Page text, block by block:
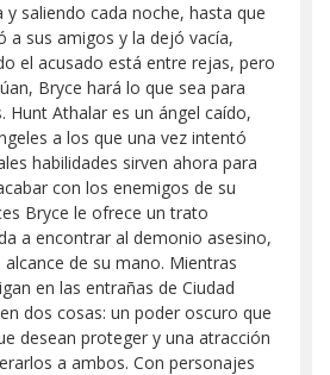
saliendo cada noche, hasta que
a sus amigos y la dejó vacía,
el acusado está entre rejas, pero
Bryce hará lo que sea para
Hunt Athalar es un ángel caído,
a los que una vez intentó
habilidades sirven ahora para
con los enemigos de su
Bryce le ofrece un trato
a encontrar al demonio asesino,
de su mano. Mientras
en las entrañas de Ciudad
dos cosas: un poder oscuro que
desean proteger y una atracción
a ambos. Con personajes